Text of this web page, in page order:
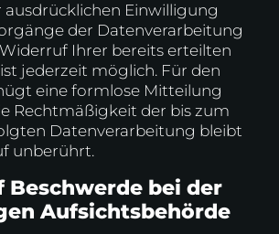
Einwilligung
der Datenverarbeitung
Ihrer bereits erteilten
jederzeit möglich. Für den
eine formlose Mitteilung
Rechtmäßigkeit der bis zum
Datenverarbeitung bleibt
unberührt.
Beschwerde bei der
Aufsichtsbehörde